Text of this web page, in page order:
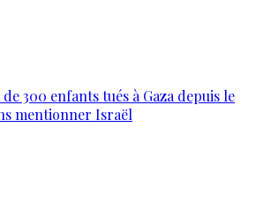
300 enfants tués à Gaza depuis le
mentionner Israël